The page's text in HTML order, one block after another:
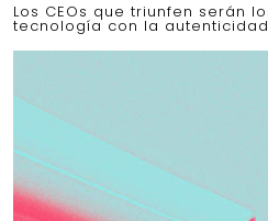
Los CEOs que triunfen serán
tecnología con la